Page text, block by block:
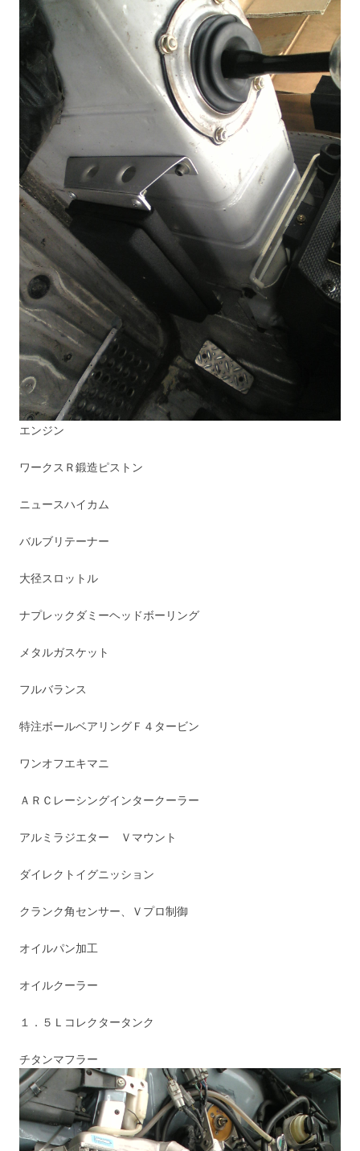
エンジン
ワークスＲ鍛造ピストン
ニュースハイカム
バルブリテーナー
大径スロットル
ナプレックダミーヘッドボーリング
メタルガスケット
フルバランス
特注ボールベアリングＦ４タービン
ワンオフエキマニ
ＡＲＣレーシングインタークーラー
アルミラジエター Ｖマウント
ダイレクトイグニッション
クランク角センサー、Ｖプロ制御
オイルパン加工
オイルクーラー
１．５Ｌコレクタータンク
チタンマフラー